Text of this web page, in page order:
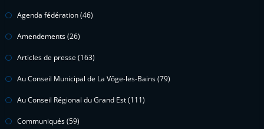
Agenda fédération(46)
Amendements(26)
Articles de presse (163)
Au Conseil Municipal de La Vôge-les-Bains(79)
Au Conseil Régional du Grand Est(111)
Communiqués(59)